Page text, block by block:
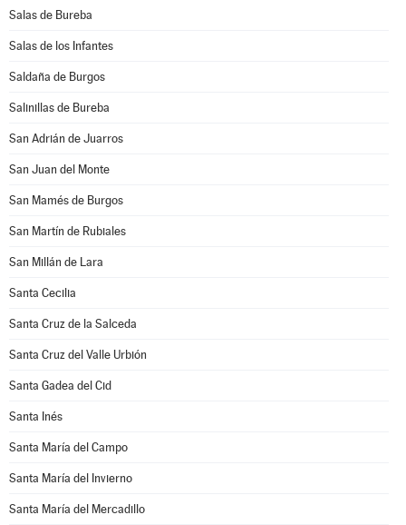
Salas de Bureba
Salas de los Infantes
Saldaña de Burgos
Salinillas de Bureba
San Adrián de Juarros
San Juan del Monte
San Mamés de Burgos
San Martín de Rubiales
San Millán de Lara
Santa Cecilia
Santa Cruz de la Salceda
Santa Cruz del Valle Urbión
Santa Gadea del Cid
Santa Inés
Santa María del Campo
Santa María del Invierno
Santa María del Mercadillo